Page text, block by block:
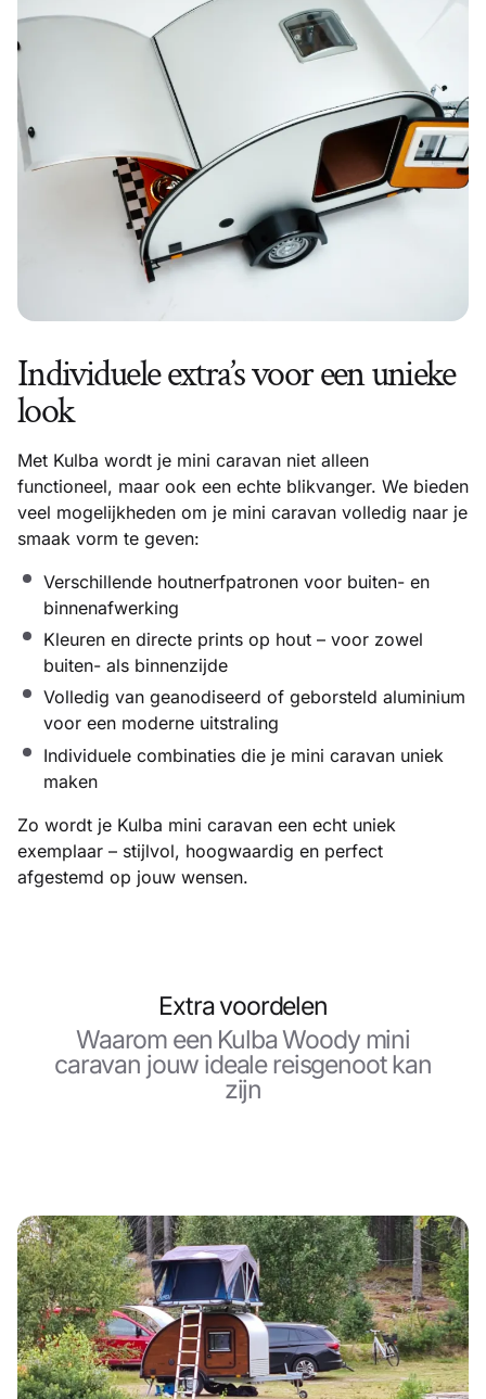
Individuele extra’s voor een unieke
look
Met Kulba wordt je mini caravan niet alleen
functioneel, maar ook een echte blikvanger. We bieden
veel mogelijkheden om je mini caravan volledig naar je
smaak vorm te geven:
Verschillende houtnerfpatronen voor buiten- en
binnenafwerking
Kleuren en directe prints op hout – voor zowel
buiten- als binnenzijde
Volledig van geanodiseerd of geborsteld aluminium
voor een moderne uitstraling
Individuele combinaties die je mini caravan uniek
maken
Zo wordt je Kulba mini caravan een echt uniek
exemplaar – stijlvol, hoogwaardig en perfect
afgestemd op jouw wensen.
Extra voordelen
Waarom een Kulba Woody mini
caravan jouw ideale reisgenoot kan
zijn